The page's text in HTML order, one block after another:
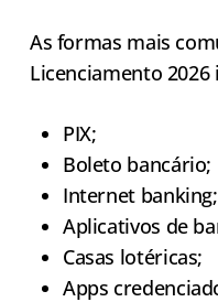
As formas mais
Licenciamento 2026
PIX;
Boleto bancário;
Internet banking;
Aplicativos de
Casas lotéricas;
Apps